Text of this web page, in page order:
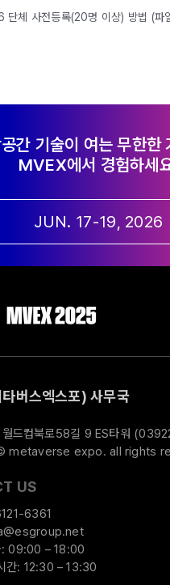
체 사전등록(20명 이상) 방법 (파
간 기술이 여는 무한한
MVEX에서 경험하세
JUN. 17-19, 2026
버스엑스포) 사무국
월드컵북로58길 9 ES타워
metaverse expo. all rights
US
6361
: 09:00 – 18:00
간: 12:30 – 13:30